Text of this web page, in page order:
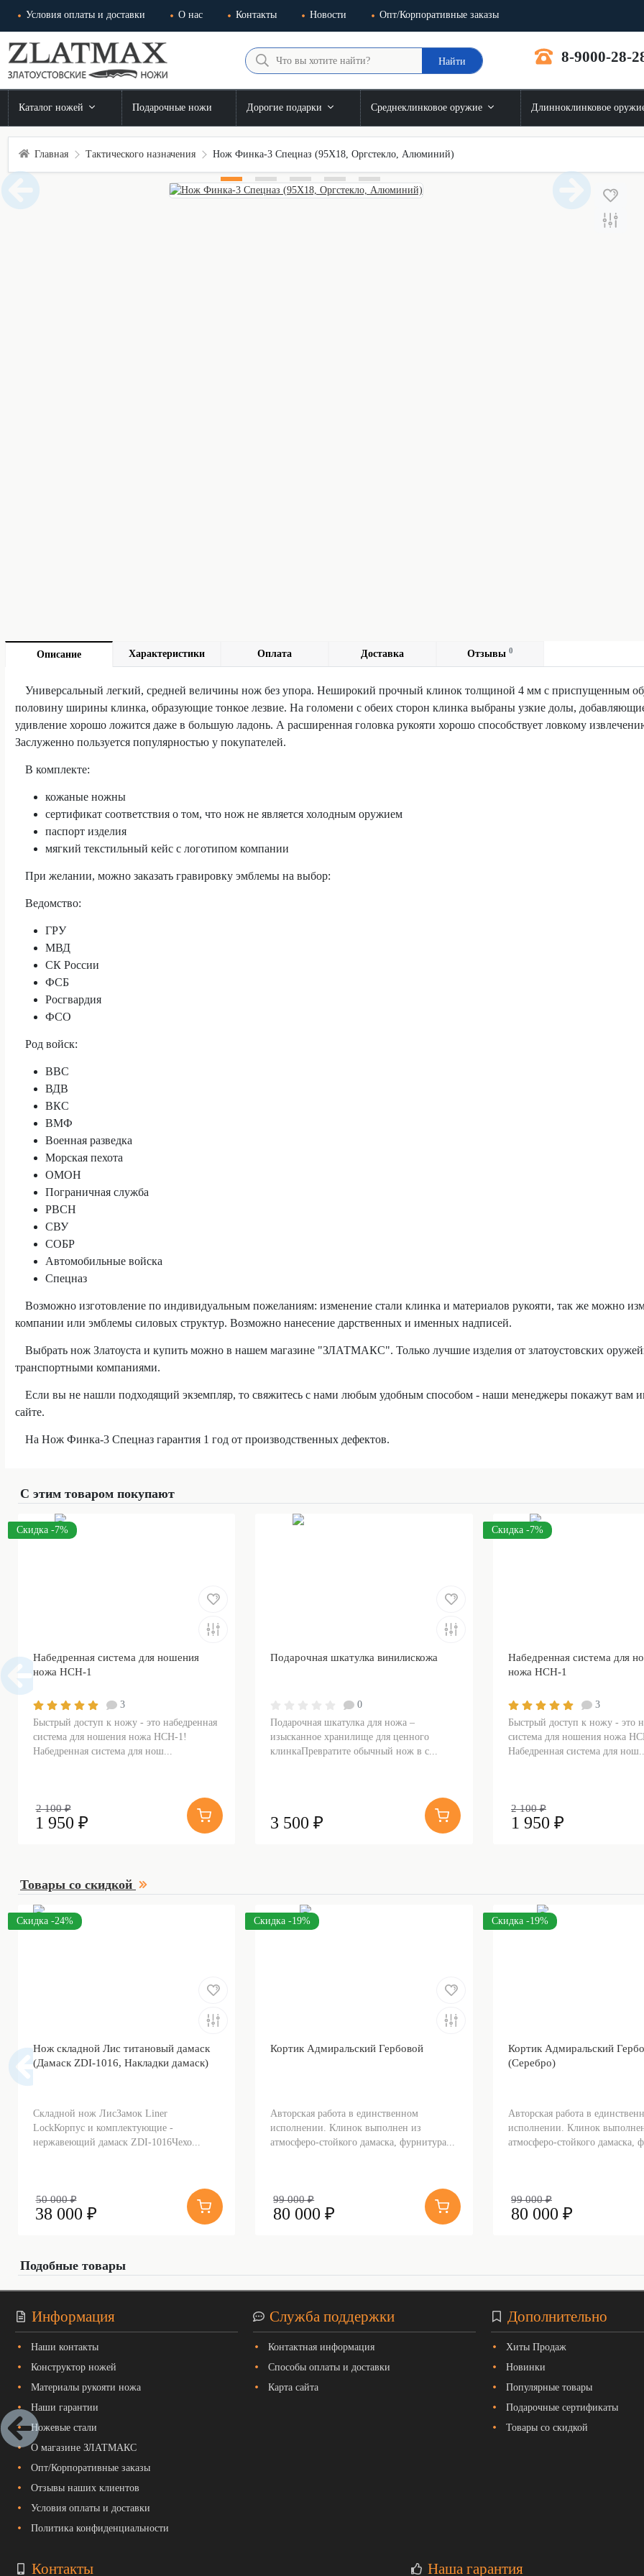
Условия оплаты и доставки О нас Контакты Новости Опт/Корпоративные заказы
Найти 8-9000-28-
Каталог ножей Подарочные ножи Дорогие подарки Среднеклинковое оружие Длинноклинковое
Главная Тактического назначения Нож Финка-3 Спецназ (95Х18, Оргстекло, Алюминий)
Описание Характеристики Оплата Доставка Отзывы 0
Универсальный легкий, средней величины нож без упора. Неширокий прочный клинок толщиной 4 мм с приспущенным
половину ширины клинка, образующие тонкое лезвие. На голомени с обеих сторон клинка выбраны узкие долы,
удивление хорошо ложится даже в большую ладонь. А расширенная головка рукояти хорошо способствует ловкому
Заслуженно пользуется популярностью у покупателей.
В комплекте:
кожаные ножны
сертификат соответствия о том, что нож не является холодным оружием
паспорт изделия
мягкий текстильный кейс с логотипом компании
При желании, можно заказать гравировку эмблемы на выбор:
Ведомство:
ГРУ
МВД
СК России
ФСБ
Росгвардия
ФСО
Род войск:
ВВС
ВДВ
ВКС
ВМФ
Военная разведка
Морская пехота
ОМОН
Пограничная служба
РВСН
СВУ
СОБР
Автомобильные войска
Спецназ
Возможно изготовление по индивидуальным пожеланиям: изменение стали клинка и материалов рукояти, так же можно
компании или эмблемы силовых структур. Возможно нанесение дарственных и именных надписей.
Выбрать нож Златоуста и купить можно в нашем магазине "ЗЛАТМАКС". Только лучшие изделия от златоустовских
транспортными компаниями.
Если вы не нашли подходящий экземпляр, то свяжитесь с нами любым удобным способом - наши менеджеры покажут вам
сайте.
На Нож Финка-3 Спецназ гарантия 1 год от производственных дефектов.
С этим товаром покупают
Скидка -7%
Набедренная система для ношения
ножа НСН-1
3
Быстрый доступ к ножу - это набедренная
система для ношения ножа НСН-1!
Набедренная система для нош...
2 100 ₽
1 950 ₽
Подарочная шкатулка винилискожа
0
Подарочная шкатулка для ножа –
изысканное хранилище для ценного
клинкаПревратите обычный нож в с...
3 500 ₽
Скидка -7%
Набедренная система для
ножа НСН-1
3
Быстрый доступ к ножу - это
система для ношения ножа
Набедренная система для
2 100 ₽
1 950 ₽
Товары со скидкой
Скидка -24%
Нож складной Лис титановый дамаск
(Дамаск ZDI-1016, Накладки дамаск)
Складной нож ЛисЗамок Liner
LockКорпус и комплектующие -
нержавеющий дамаск ZDI-1016Чехо...
50 000 ₽
38 000 ₽
Скидка -19%
Кортик Адмиральский Гербовой
Авторская работа в единственном
исполнении. Клинок выполнен из
атмосферо-стойкого дамаска, фурнитура...
99 000 ₽
80 000 ₽
Скидка -19%
Кортик Адмиральский
(Серебро)
Авторская работа в
исполнении. Клинок
атмосферо-стойкого дамаска,
99 000 ₽
80 000 ₽
Подобные товары
Информация
Наши контакты
Конструктор ножей
Материалы рукояти ножа
Наши гарантии
Ножевые стали
О магазине ЗЛАТМАКС
Опт/Корпоративные заказы
Отзывы наших клиентов
Условия оплаты и доставки
Политика конфиденциальности
Служба поддержки
Контактная информация
Способы оплаты и доставки
Карта сайта
Дополнительно
Хиты Продаж
Новинки
Популярные товары
Подарочные сертификаты
Товары со скидкой
Контакты Наша гарантия